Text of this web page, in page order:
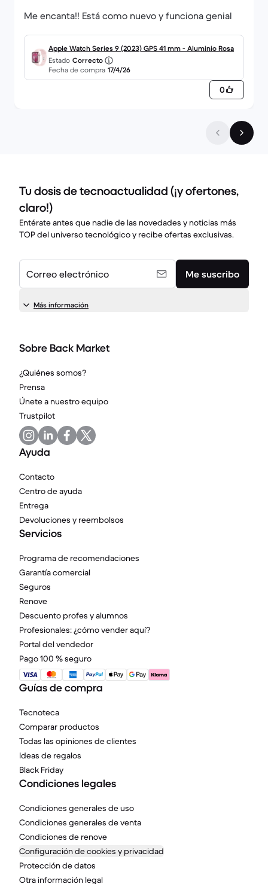
Me encanta!! Está como nuevo y funciona genial
Apple Watch Series 9 (2023) GPS 41 mm - Aluminio Rosa
Estado Correcto
Fecha de compra 17/4/26
0
Tu dosis de tecnoactualidad (¡y ofertones,
claro!)
Entérate antes que nadie de las novedades y noticias más
TOP del universo tecnológico y recibe ofertas exclusivas.
Correo electrónico Me suscribo
Más información
Sobre Back Market
¿Quiénes somos?
Prensa
Únete a nuestro equipo
Trustpilot
Ayuda
Contacto
Centro de ayuda
Entrega
Devoluciones y reembolsos
Servicios
Programa de recomendaciones
Garantía comercial
Seguros
Renove
Descuento profes y alumnos
Profesionales: ¿cómo vender aquí?
Portal del vendedor
Pago 100 % seguro
Guías de compra
Tecnoteca
Comparar productos
Todas las opiniones de clientes
Ideas de regalos
Black Friday
Condiciones legales
Condiciones generales de uso
Condiciones generales de venta
Condiciones de renove
Configuración de cookies y privacidad
Protección de datos
Otra información legal